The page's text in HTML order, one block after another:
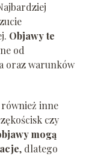
Objawy te
od
oraz warunków
inne
czy
mogą
, dlatego